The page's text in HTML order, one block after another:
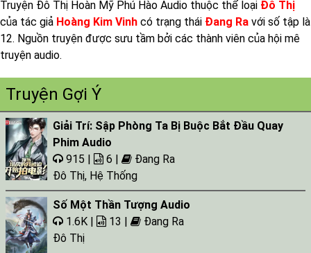
Truyện Đô Thị Hoàn Mỹ Phú Hào Audio thuộc thể loại Đô Thị
của tác giả Hoàng Kim Vinh có trạng thái Đang Ra với số tập là
12. Nguồn truyện được sưu tầm bởi các thành viên của hội mê
truyện audio.
Truyện Gợi Ý
Giải Trí: Sập Phòng Ta Bị Buộc Bắt Đầu Quay
Phim Audio
915 |
6 |
Đang Ra
Đô Thị, Hệ Thống
Số Một Thần Tượng Audio
1.6K |
13 |
Đang Ra
Đô Thị